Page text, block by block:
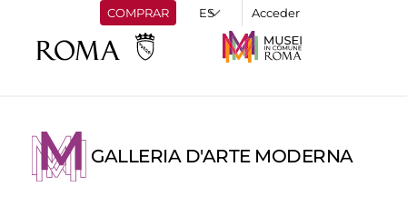
COMPRAR Acceder
GALLERIA D'ARTE MODERNA